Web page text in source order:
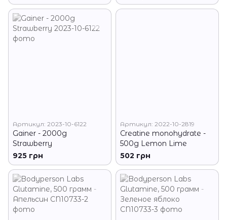
Артикул: 2023-10-6122
Gainer - 2000g
Strawberry
925 грн
Артикул: 2022-10-2819
Creatine monohydrate -
500g Lemon Lime
502 грн